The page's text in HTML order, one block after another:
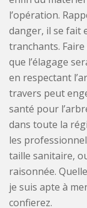
l’opération.
danger, il se fait
tranchants. Faire
que l’élagage
en respectant
travers peut
santé pour
dans toute la
les
taille sanitaire,
raisonnée.
je suis apte à
confierez.